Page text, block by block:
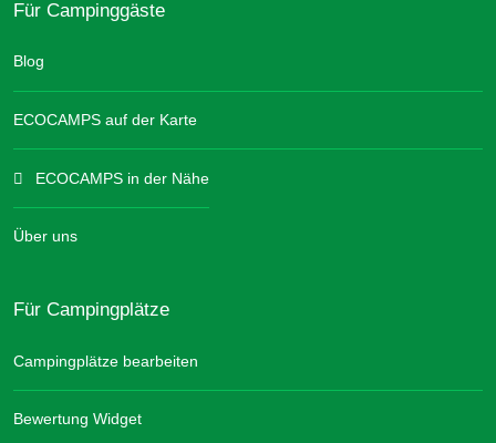
Für Campinggäste
Blog
ECOCAMPS auf der Karte
ECOCAMPS in der Nähe
Über uns
Für Campingplätze
Campingplätze bearbeiten
Bewertung Widget